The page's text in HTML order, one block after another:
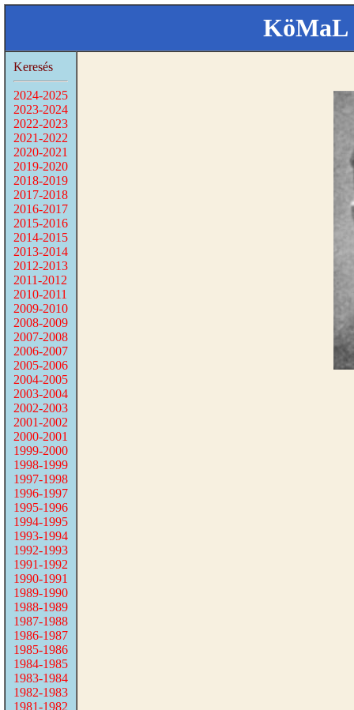
KöMaL
Keresés
2024-2025
2023-2024
2022-2023
2021-2022
2020-2021
2019-2020
2018-2019
2017-2018
2016-2017
2015-2016
2014-2015
2013-2014
2012-2013
2011-2012
2010-2011
2009-2010
2008-2009
2007-2008
2006-2007
2005-2006
2004-2005
2003-2004
2002-2003
2001-2002
2000-2001
1999-2000
1998-1999
1997-1998
1996-1997
1995-1996
1994-1995
1993-1994
1992-1993
1991-1992
1990-1991
1989-1990
1988-1989
1987-1988
1986-1987
1985-1986
1984-1985
1983-1984
1982-1983
1981-1982